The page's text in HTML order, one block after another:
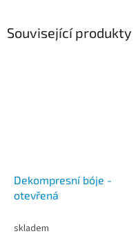
Související produkty
Dekompresní bóje -
otevřená
skladem